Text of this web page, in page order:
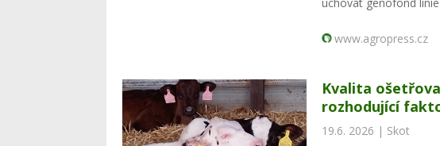
www.agropress.cz
Kvalita
rozhodující
19.6. 2026 | Skot